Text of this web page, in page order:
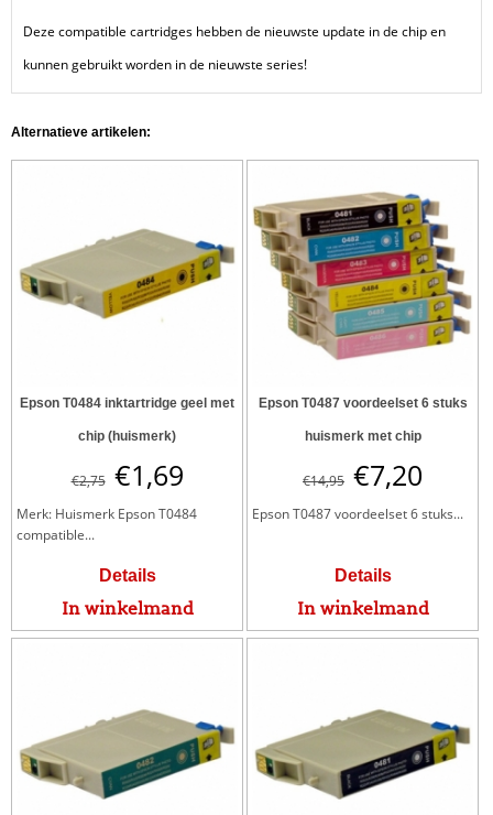
Deze compatible cartridges hebben de nieuwste update in de chip en
kunnen gebruikt worden in de nieuwste series!
Alternatieve artikelen:
Epson T0484 inktartridge geel met
chip (huismerk)
€2,75 €1,69
Merk: Huismerk Epson T0484
compatible...
Details
In winkelmand
Epson T0487 voordeelset 6 stuks
huismerk met chip
€14,95 €7,20
Epson T0487 voordeelset 6 stuks...
Details
In winkelmand